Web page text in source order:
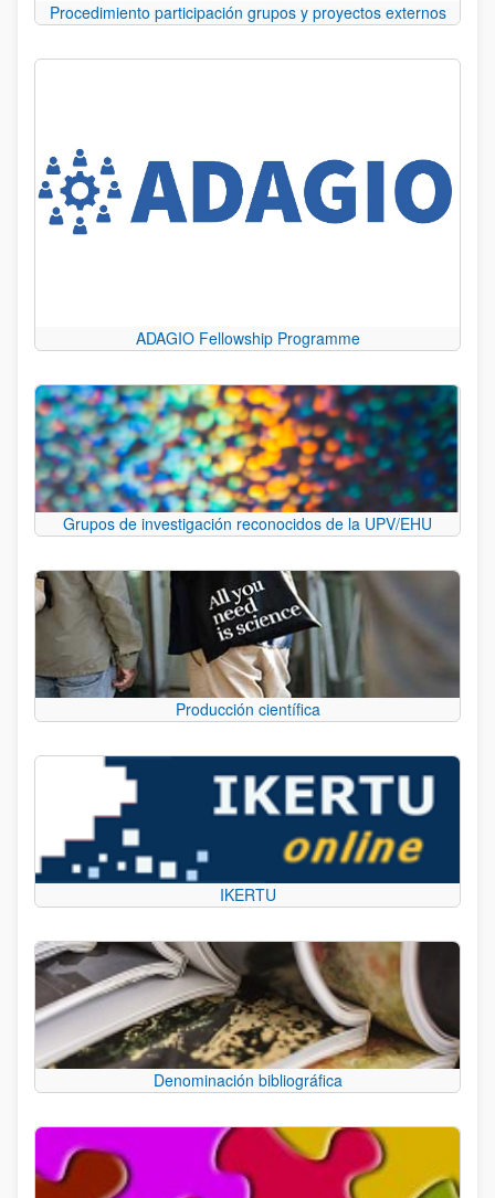
Procedimiento participación grupos y proyectos externos
ADAGIO Fellowship Programme
Grupos de investigación reconocidos de la UPV/EHU
Producción científica
IKERTU
Denominación bibliográfica